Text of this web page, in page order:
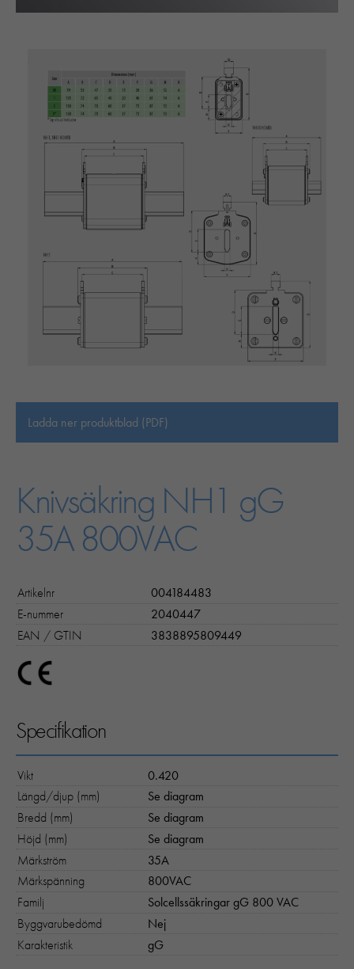
Ladda ner produktblad (PDF)
Knivsäkring NH1 gG
35A 800VAC
Artikelnr
004184483
E-nummer
2040447
EAN / GTIN
3838895809449
Specifikation
Vikt
0.420
Längd/djup (mm)
Se diagram
Bredd (mm)
Se diagram
Höjd (mm)
Se diagram
Märkström
35A
Märkspänning
800VAC
Familj
Solcellssäkringar gG 800 VAC
Byggvarubedömd
Nej
Karakteristik
gG